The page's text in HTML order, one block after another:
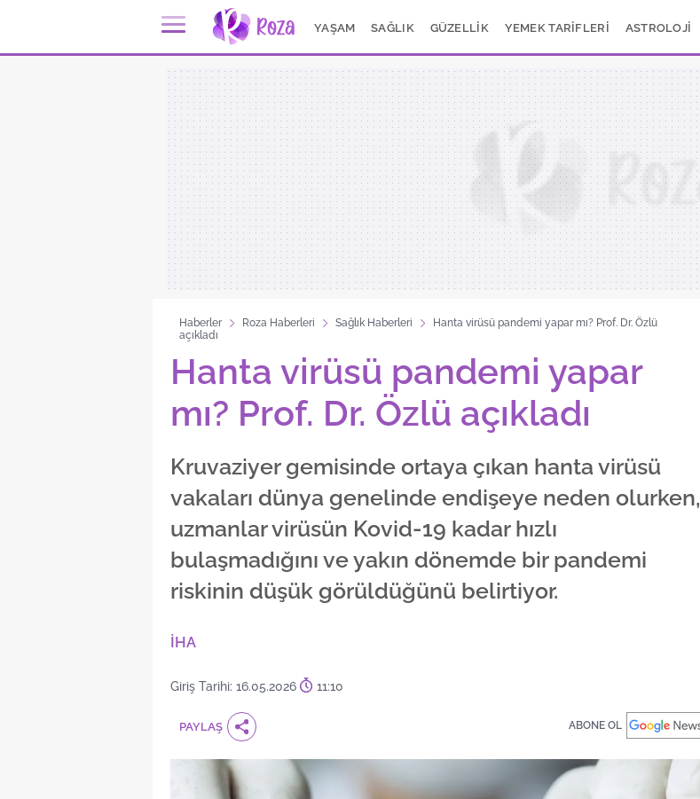
YAŞAM SAĞLIK GÜZELLİK YEMEK TARİFLERİ ASTROLOJİ
Haberler Roza Haberleri Sağlık Haberleri
Hanta virüsü pandemi yapar mı? Prof. Dr. Özlü
açıkladı
Hanta virüsü pandemi yapar
mı? Prof. Dr. Özlü açıkladı
Kruvaziyer gemisinde ortaya çıkan hanta virüsü
vakaları dünya genelinde endişeye neden olurken,
uzmanlar virüsün Kovid-19 kadar hızlı
bulaşmadığını ve yakın dönemde bir pandemi
riskinin düşük görüldüğünü belirtiyor.
İHA
Giriş Tarihi: 16.05.2026 11:10
PAYLAŞ ABONE OL